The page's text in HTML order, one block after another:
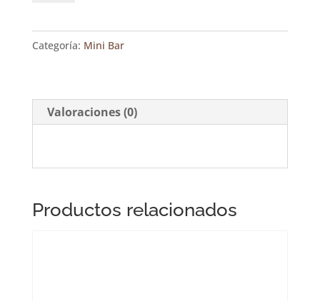
Categoría: Mini Bar
Valoraciones (0)
Productos relacionados